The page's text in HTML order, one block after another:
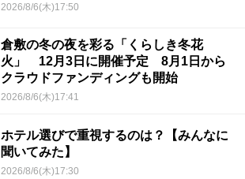
2026/8/6(木)17:50
倉敷の冬の夜を彩る「くらしき冬花
火」 12月3日に開催予定 8月1日から
クラウドファンディングも開始
2026/8/6(木)17:41
ホテル選びで重視するのは？【みんなに
聞いてみた】
2026/8/6(木)17:30